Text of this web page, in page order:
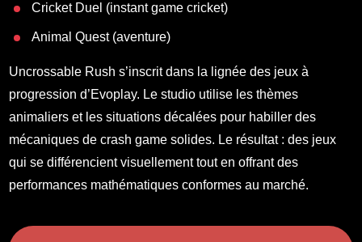
Cricket Duel (instant game cricket)
Animal Quest (aventure)
Uncrossable Rush s’inscrit dans la lignée des jeux à
progression d’Evoplay. Le studio utilise les thèmes
animaliers et les situations décalées pour habiller des
mécaniques de crash game solides. Le résultat : des jeux
qui se différencient visuellement tout en offrant des
performances mathématiques conformes au marché.